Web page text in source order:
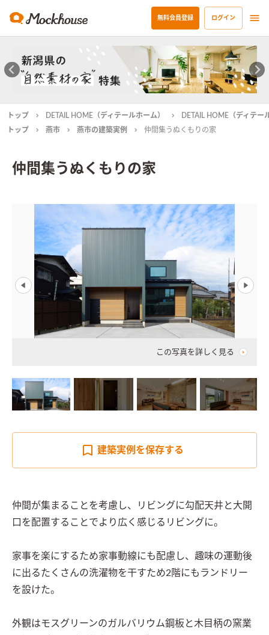
無料会員登録 ログイン
トップ DETAIL HOME（ディテールホーム）
DETAIL HOME（ディテ
トップ
燕市 燕市の建築実例 仲間集うぬくもりの家
仲間集うぬくもりの家
この写真を詳しく見る
建築実例を保存する
仲間が集まることを考慮し、リビングに勾配天井と大開
口を配置することでより広く感じるリビングに。
家事を楽にするため家事動線にも配慮し、趣味の運動後
に出るたくさんの洗濯物を干すため2階にもランドリー
を設けた。
外観はモスグリーンのガルバリウム鋼板と木目柄の窯業